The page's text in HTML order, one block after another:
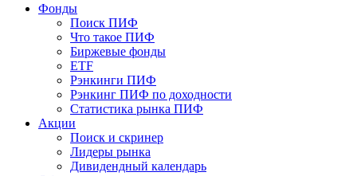
Фонды
Поиск ПИФ
Что такое ПИФ
Биржевые фонды
ETF
Рэнкинги ПИФ
Рэнкинг ПИФ по доходности
Статистика рынка ПИФ
Акции
Поиск и скринер
Лидеры рынка
Дивидендный календарь